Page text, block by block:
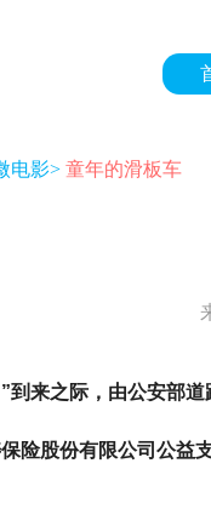
电影> 童年的滑板车
到来之际，由公安部
险股份有限公司公益